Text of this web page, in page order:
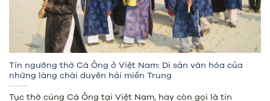
Tín ngưỡng thờ Cá Ông ở Việt Nam: Di sản văn hóa của
những làng chài duyên hải miền Trung
Tục thờ cúng Cá Ông tại Việt Nam, hay còn gọi là tín